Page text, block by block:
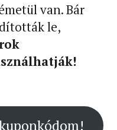
van. Bár
le,